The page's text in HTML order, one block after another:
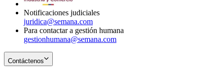
Notificaciones judiciales
juridica@semana.com
Para contactar a gestión humana
gestionhumana@semana.com
Contáctenos